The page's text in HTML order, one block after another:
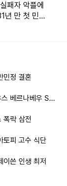
패자 악플에
년 만 첫 민낯
민정 결혼
베르나베우 SNS
폭락 삼전
토피 고수 식단
이쓴 인생 최저